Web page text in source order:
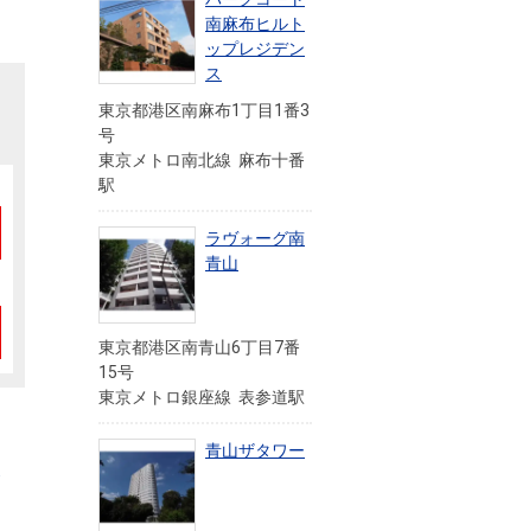
南麻布ヒルト
ップレジデン
ス
東京都港区南麻布1丁目1番3
号
東京メトロ南北線 麻布十番
駅
ラヴォーグ南
青山
東京都港区南青山6丁目7番
15号
東京メトロ銀座線 表参道駅
青山ザタワー